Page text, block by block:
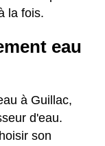
la fois.
eau
à Guillac,
d'eau.
son